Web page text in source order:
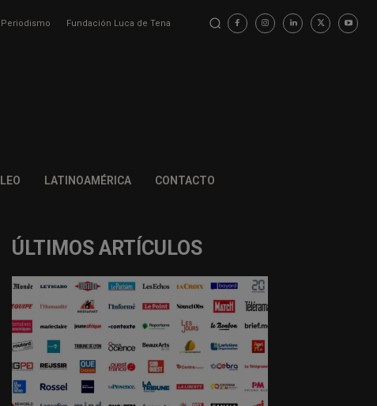
Fundación Luca de Tena
LATINOAMÉRICA CONTACTO
ÚLTIMOS ARTÍCULOS